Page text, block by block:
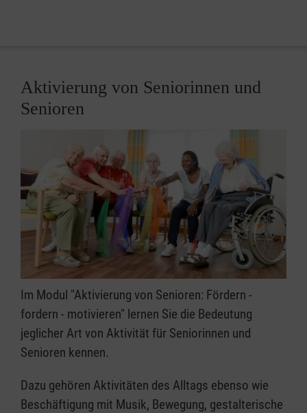
Aktivierung von Seniorinnen und
Senioren
Im Modul "Aktivierung von Senioren: Fördern -
fordern - motivieren" lernen Sie die Bedeutung
jeglicher Art von Aktivität für Seniorinnen und
Senioren kennen.
Dazu gehören Aktivitäten des Alltags ebenso wie
Beschäftigung mit Musik, Bewegung, gestalterische